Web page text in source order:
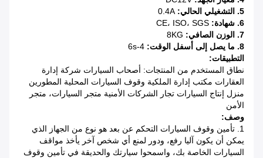
5. التشغيلي الحالي:
0.4A
6. شهادة:
7. الوزن الصافي:
8. ما يصل إلى أسفل الوقت:
التطبيقات:
نطاق المستخدم من المنتجات: أصحاب السيارات شركة إدارة
العقارات مكتب إدارة الملكية وقوف السيارات المحلية المطورين
منزل إنتاج السيارات تجار الشركات الأمنية متجر السيارات، متجر
الأمن
وصف:
1. تأمين وقوف السيارات التحكم عن بعد هو نوع من الجهاز الذي
يمكن أن يكون آليا رفع، ودور لمنع أي شخص آخر يأخذ مواقف
السيارات الخاصة بك، واسمحوا سيارتك والحديقة في تأمين وقوف